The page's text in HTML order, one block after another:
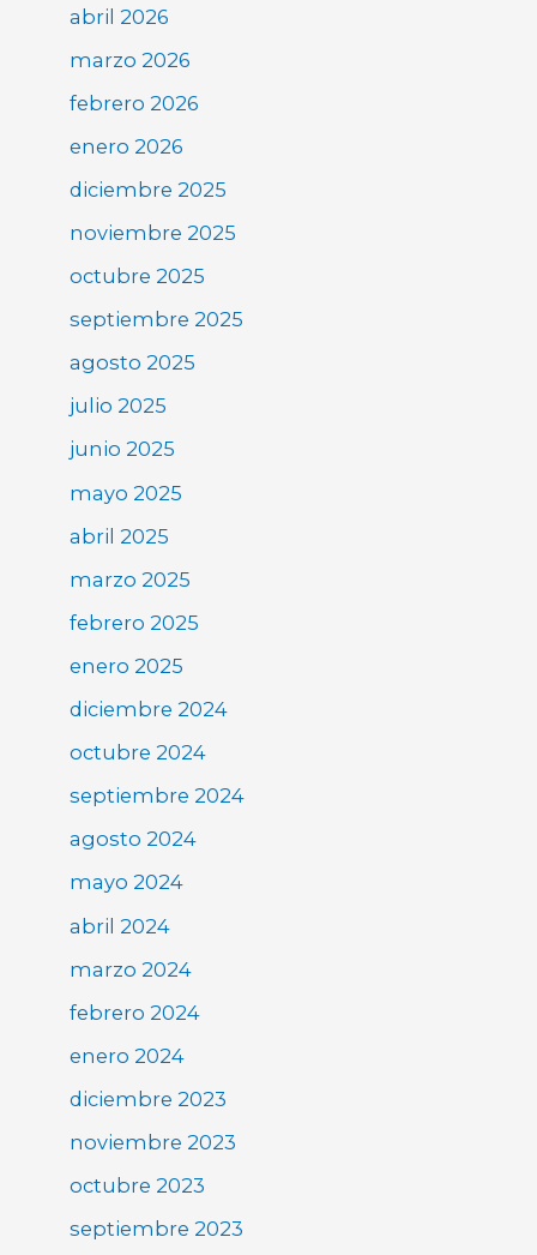
abril 2026
marzo 2026
febrero 2026
enero 2026
diciembre 2025
noviembre 2025
octubre 2025
septiembre 2025
agosto 2025
julio 2025
junio 2025
mayo 2025
abril 2025
marzo 2025
febrero 2025
enero 2025
diciembre 2024
octubre 2024
septiembre 2024
agosto 2024
mayo 2024
abril 2024
marzo 2024
febrero 2024
enero 2024
diciembre 2023
noviembre 2023
octubre 2023
septiembre 2023